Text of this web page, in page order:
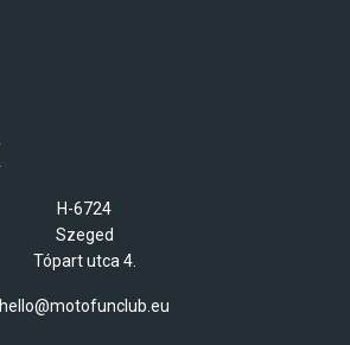
H-6724
Szeged
Tópart utca 4.
hello@motofunclub.eu